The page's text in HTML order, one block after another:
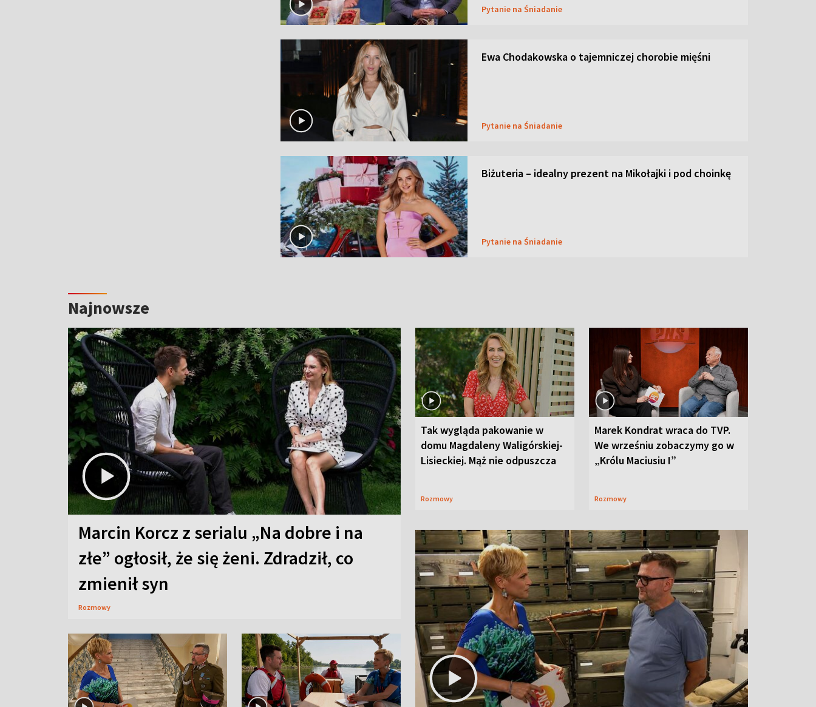
Pytanie na Śniadanie
Ewa Chodakowska o tajemniczej chorobie mięśni
Pytanie na Śniadanie
Biżuteria – idealny prezent na Mikołajki i pod choinkę
Pytanie na Śniadanie
Najnowsze
Marcin Korcz z serialu „Na dobre i na
złe” ogłosił, że się żeni. Zdradził, co
zmienił syn
Rozmowy
Tak wygląda pakowanie w
domu Magdaleny Waligórskiej-
Lisieckiej. Mąż nie odpuszcza
Rozmowy
Marek Kondrat wraca do TVP.
We wrześniu zobaczymy go w
„Królu Maciusiu I”
Rozmowy